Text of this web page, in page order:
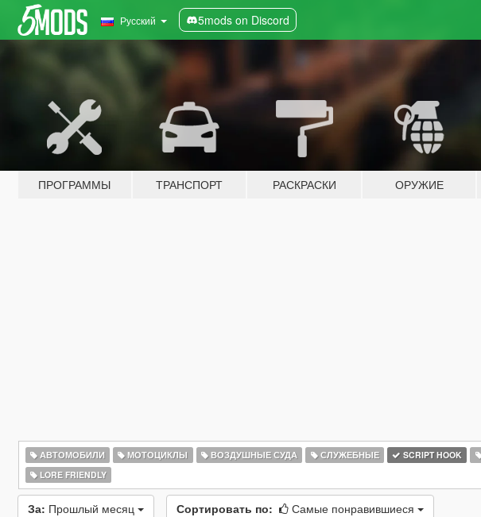
Русский 5mods on Discord
ПРОГРАММЫ ТРАНСПОРТ РАСКРАСКИ ОРУЖИЕ
АВТОМОБИЛИ МОТОЦИКЛЫ ВОЗДУШНЫЕ СУДА СЛУЖЕБНЫЕ SCRIPT HOOK
LORE FRIENDLY
За: Прошлый месяц Сортировать по: Самые понравившиеся